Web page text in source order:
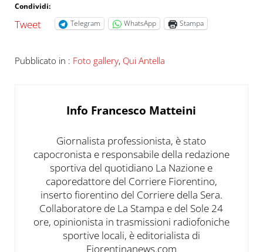
Condividi:
Tweet Telegram WhatsApp Stampa
Pubblicato in : Foto gallery, Qui Antella
Info Francesco Matteini
Giornalista professionista, è stato
capocronista e responsabile della redazione
sportiva del quotidiano La Nazione e
caporedattore del Corriere Fiorentino,
inserto fiorentino del Corriere della Sera.
Collaboratore de La Stampa e del Sole 24
ore, opinionista in trasmissioni radiofoniche
sportive locali, è editorialista di
Fiorentinanews.com